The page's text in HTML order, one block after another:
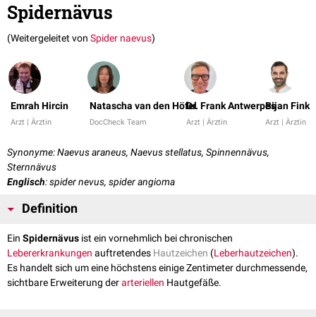
Spidernävus
(Weitergeleitet von Spider naevus)
Emrah Hircin
Arzt | Ärztin
Natascha van den Höfel
DocCheck Team
Dr. Frank Antwerpes
Arzt | Ärztin
Bijan Fink
Arzt | Ärztin
Synonyme: Naevus araneus, Naevus stellatus, Spinnennävus,
Sternnävus
Englisch: spider nevus, spider angioma
Definition
Ein Spidernävus ist ein vornehmlich bei chronischen
Lebererkrankungen auftretendes Hautzeichen (Leberhautzeichen).
Es handelt sich um eine höchstens einige Zentimeter durchmessende,
sichtbare Erweiterung derarteriellen Hautgefäße.